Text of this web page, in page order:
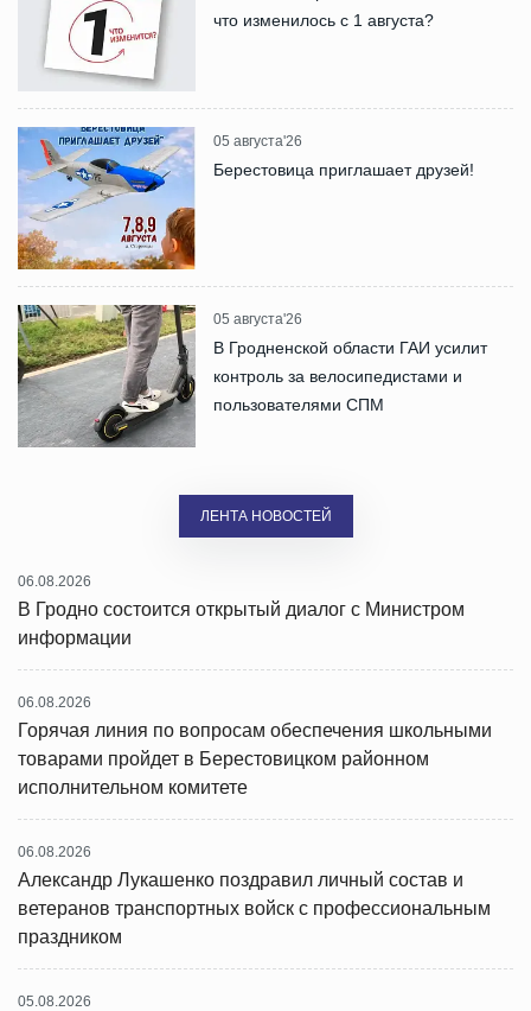
что изменилось с 1 августа?
05 августа'26
Берестовица приглашает друзей!
05 августа'26
В Гродненской области ГАИ усилит
контроль за велосипедистами и
пользователями СПМ
ЛЕНТА НОВОСТЕЙ
06.08.2026
В Гродно состоится открытый диалог с Министром
информации
06.08.2026
Горячая линия по вопросам обеспечения школьными
товарами пройдет в Берестовицком районном
исполнительном комитете
06.08.2026
Александр Лукашенко поздравил личный состав и
ветеранов транспортных войск с профессиональным
праздником
05.08.2026